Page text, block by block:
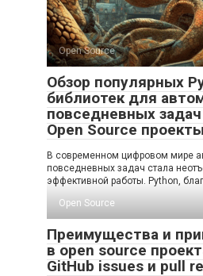
Open Source
Обзор популярных
библиотек для
повседневных
Open Source
В современном цифровом мире
повседневных задач стала
эффективной работы. Python,
Open Source
Преимущества и
в open source
GitHub issues и pull